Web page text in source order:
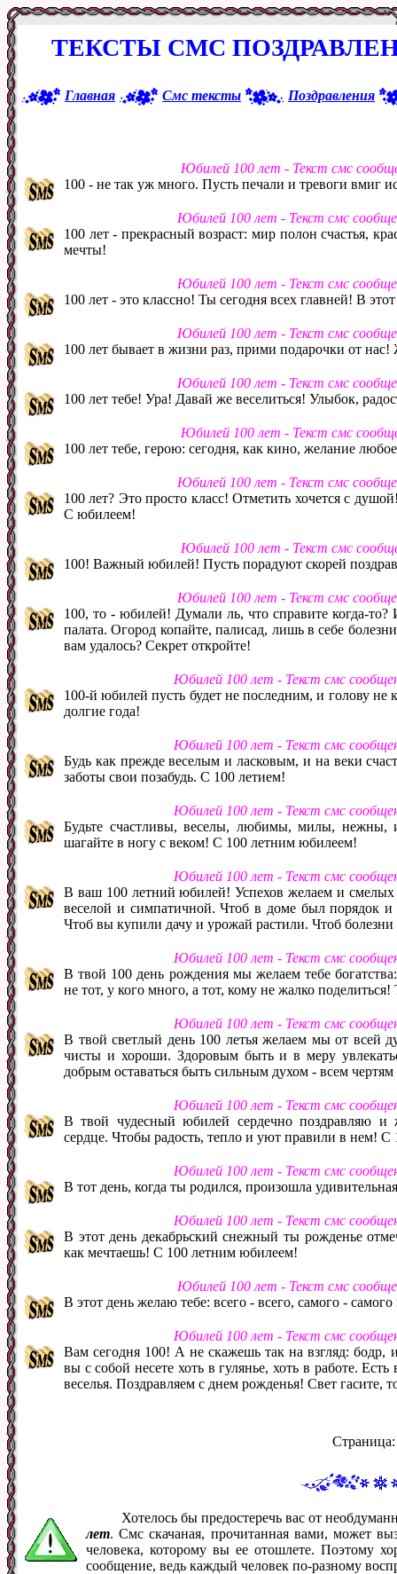
ТЕКСТЫ СМС
Главная Смс тексты Поздравления
Юбилей 100 лет - Текст смс
100 - не так уж много. Пусть печали и тревоги вмиг
Юбилей 100 лет - Текст смс
100 лет - прекрасный возраст: мир полон счастья,
мечты!
Юбилей 100 лет - Текст смс
100 лет - это классно! Ты сегодня всех главней! В
Юбилей 100 лет - Текст смс
100 лет бывает в жизни раз, прими подарочки от
Юбилей 100 лет - Текст смс
100 лет тебе! Ура! Давай же веселиться! Улыбок,
Юбилей 100 лет - Текст смс
100 лет тебе, герою: сегодня, как кино, желание
Юбилей 100 лет - Текст смс
100 лет? Это просто класс! Отметить хочется с
С юбилеем!
Юбилей 100 лет - Текст смс
100! Важный юбилей! Пусть порадуют скорей
Юбилей 100 лет - Текст смс
100, то - юбилей! Думали ль, что справите когда-
палата. Огород копайте, палисад, лишь в себе
вам удалось? Секрет откройте!
Юбилей 100 лет - Текст смс
100-й юбилей пусть будет не последним, и голову не
долгие года!
Юбилей 100 лет - Текст смс
Будь как прежде веселым и ласковым, и на веки
заботы свои позабудь. С 100 летием!
Юбилей 100 лет - Текст смс
Будьте счастливы, веселы, любимы, милы,
шагайте в ногу с веком! С 100 летним юбилеем!
Юбилей 100 лет - Текст смс
В ваш 100 летний юбилей! Успехов желаем и
веселой и симпатичной. Чтоб в доме был порядок
Чтоб вы купили дачу и урожай растили. Чтоб
Юбилей 100 лет - Текст смс
В твой 100 день рождения мы желаем тебе
не тот, у кого много, а тот, кому не жалко
Юбилей 100 лет - Текст смс
В твой светлый день 100 летья желаем мы от всей
чисты и хороши. Здоровым быть и в меру
добрым оставаться быть сильным духом - всем чертям
Юбилей 100 лет - Текст смс
В твой чудесный юбилей сердечно поздравляю
сердце. Чтобы радость, тепло и уют правили в нем! С
Юбилей 100 лет - Текст смс
В тот день, когда ты родился, произошла
Юбилей 100 лет - Текст смс
В этот день декабрьский снежный ты рожденье
как мечтаешь! С 100 летним юбилеем!
Юбилей 100 лет - Текст смс
В этот день желаю тебе: всего - всего, самого -
Юбилей 100 лет - Текст смс
Вам сегодня 100! А не скажешь так на взгляд:
вы с собой несете хоть в гулянье, хоть в работе.
веселья. Поздравляем с днем рожденья! Свет гасите,
Хотелось бы предостеречь вас от
лет. Смс скачаная, прочитанная вами, может
человека, которому вы ее отошлете. Поэтому
сообщение, ведь каждый человек по-разному